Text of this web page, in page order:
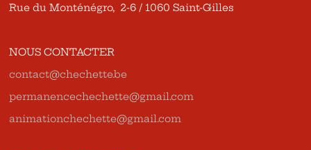
Rue du Monténégro, 2-6 / 1060 Saint-Gilles
NOUS CONTACTER
contact@chechette.be
permanencechechette@gmail.com
animationchechette@gmail.com